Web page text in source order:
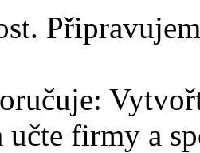
učte firmy a